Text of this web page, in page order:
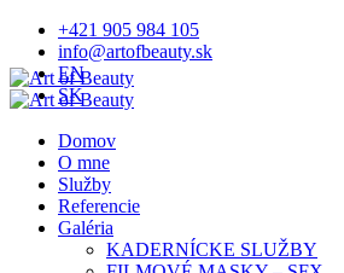
+421 905 984 105
info@artofbeauty.sk
EN
SK
Domov
O mne
Služby
Referencie
Galéria
KADERNÍCKE SLUŽBY